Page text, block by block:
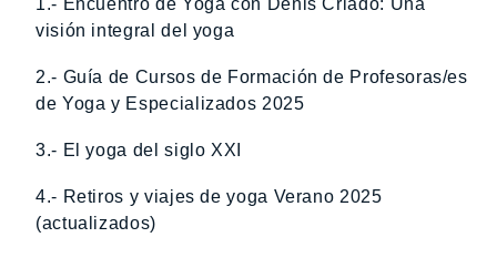
visión integral del yoga
2.- Guía de Cursos de Formación de Profesoras/es
de Yoga y Especializados 2025
3.- El yoga del siglo XXI
4.- Retiros y viajes de yoga Verano 2025
(actualizados)